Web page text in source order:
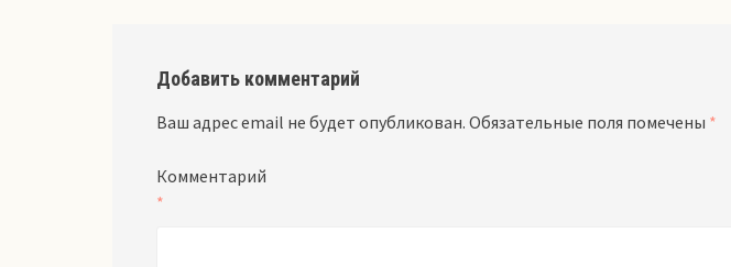
Добавить комментарий
Ваш адрес email не будет опубликован. Обязательные поля помечены *
Комментарий
*